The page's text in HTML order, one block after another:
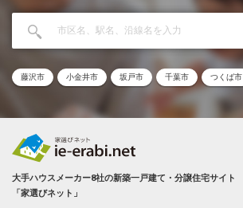
藤沢市 小金井市 坂戸市 千葉市 つくば市
大手ハウスメーカー8社の新築一戸建て・分譲住宅サイト
「家選びネット」